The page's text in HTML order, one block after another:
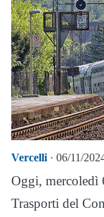
Vercelli · 06/11/
Oggi, mercoledì
Trasporti del